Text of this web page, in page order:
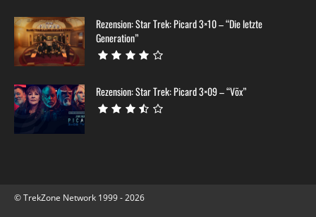
Rezension: Star Trek: Picard 3×10 – “Die letzte
Generation”
Rezension: Star Trek: Picard 3×09 – “Võx”
© TrekZone Network 1999 - 2026